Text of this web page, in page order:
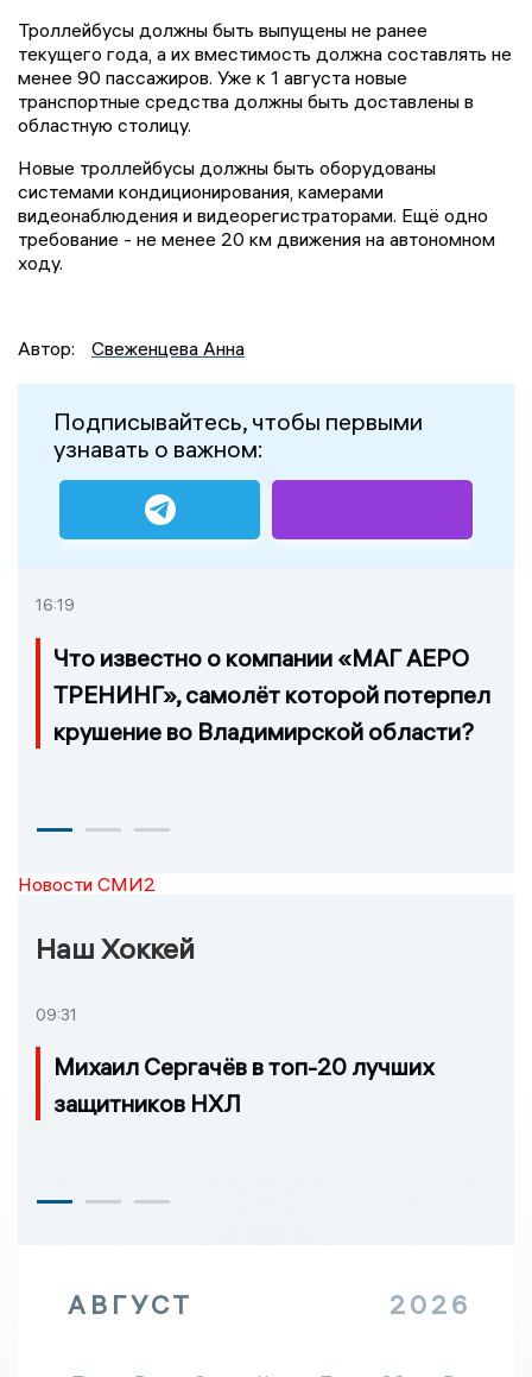
Троллейбусы должны быть выпущены не ранее
текущего года, а их вместимость должна составлять не
менее 90 пассажиров. Уже к 1 августа новые
транспортные средства должны быть доставлены в
областную столицу.
Новые троллейбусы должны быть оборудованы
системами кондиционирования, камерами
видеонаблюдения и видеорегистраторами. Ещё одно
требование - не менее 20 км движения на автономном
ходу.
Автор: Свеженцева Анна
Подписывайтесь, чтобы первыми
узнавать о важном:
16:19
Что известно о компании «МАГ АЕРО
ТРЕНИНГ», самолёт которой потерпел
крушение во Владимирской области?
Новости СМИ2
Наш Хоккей
09:31
Михаил Сергачёв в топ-20 лучших
защитников НХЛ
АВГУСТ 2026